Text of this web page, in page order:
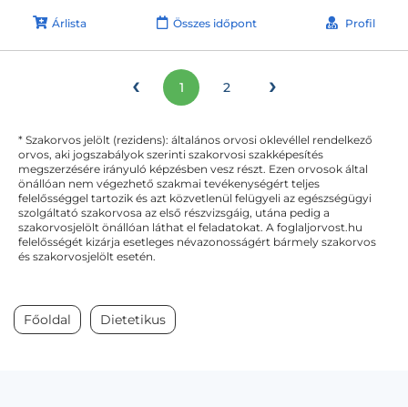
Árlista Összes időpont Profil
‹ 1 2 ›
* Szakorvos jelölt (rezidens): általános orvosi oklevéllel rendelkező
orvos, aki jogszabályok szerinti szakorvosi szakképesítés
megszerzésére irányuló képzésben vesz részt. Ezen orvosok által
önállóan nem végezhető szakmai tevékenységért teljes
felelősséggel tartozik és azt közvetlenül felügyeli az egészségügyi
szolgáltató szakorvosa az első részvizsgáig, utána pedig a
szakorvosjelölt önállóan láthat el feladatokat. A foglaljorvost.hu
felelősségét kizárja esetleges névazonosságért bármely szakorvos
és szakorvosjelölt esetén.
Főoldal Dietetikus